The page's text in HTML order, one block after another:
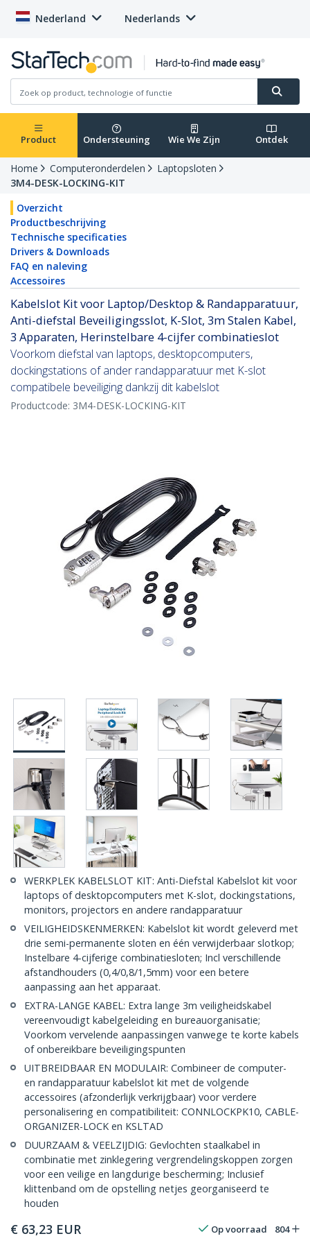
Nederland Nederlands
Product Ondersteuning Wie We Zijn Ontdek
Home Computeronderdelen
Laptopsloten
3M4-DESK-LOCKING-KIT
Overzicht
Productbeschrijving
Technische specificaties
Drivers & Downloads
FAQ en naleving
Accessoires
Kabelslot Kit voor Laptop/Desktop & Randapparatuur,
Anti-diefstal Beveiligingsslot, K-Slot, 3m Stalen Kabel,
3 Apparaten, Herinstelbare 4-cijfer combinatieslot
Voorkom diefstal van laptops, desktopcomputers,
dockingstations of ander randapparatuur met K-slot
compatibele beveiliging dankzij dit kabelslot
Productcode: 3M4-DESK-LOCKING-KIT
WERKPLEK KABELSLOT KIT: Anti-Diefstal Kabelslot kit voor
laptops of desktopcomputers met K-slot, dockingstations,
monitors, projectors en andere randapparatuur
VEILIGHEIDSKENMERKEN: Kabelslot kit wordt geleverd met
drie semi-permanente sloten en één verwijderbaar slotkop;
Instelbare 4-cijferige combinatiesloten; Incl verschillende
afstandhouders (0,4/0,8/1,5mm) voor een betere
aanpassing aan het apparaat.
EXTRA-LANGE KABEL: Extra lange 3m veiligheidskabel
vereenvoudigt kabelgeleiding en bureauorganisatie;
Voorkom vervelende aanpassingen vanwege te korte kabels
of onbereikbare beveiligingspunten
UITBREIDBAAR EN MODULAIR: Combineer de computer-
en randapparatuur kabelslot kit met de volgende
accessoires (afzonderlijk verkrijgbaar) voor verdere
personalisering en compatibiliteit: CONNLOCKPK10, CABLE-
ORGANIZER-LOCK en KSLTAD
DUURZAAM & VEELZIJDIG: Gevlochten staalkabel in
combinatie met zinklegering vergrendelingskoppen zorgen
voor een veilige en langdurige bescherming; Inclusief
klittenband om de opstelling netjes georganiseerd te
houden
€ 63,23 EUR Op voorraad 804